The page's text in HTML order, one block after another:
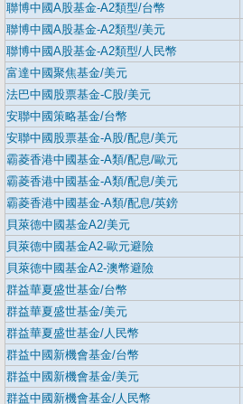
聯博中國A股基金-A2類型/台幣
聯博中國A股基金-A2類型/美元
聯博中國A股基金-A2類型/人民幣
富達中國聚焦基金/美元
法巴中國股票基金-C股/美元
安聯中國策略基金/台幣
安聯中國股票基金-A股/配息/美元
霸菱香港中國基金-A類/配息/歐元
霸菱香港中國基金-A類/配息/美元
霸菱香港中國基金-A類/配息/英鎊
貝萊德中國基金A2/美元
貝萊德中國基金A2-歐元避險
貝萊德中國基金A2-澳幣避險
群益華夏盛世基金/台幣
群益華夏盛世基金/美元
群益華夏盛世基金/人民幣
群益中國新機會基金/台幣
群益中國新機會基金/美元
群益中國新機會基金/人民幣